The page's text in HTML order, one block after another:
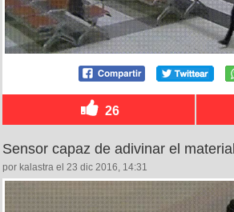
26
Sensor capaz de adivinar el
por kalastra el 23 dic 2016, 14:31